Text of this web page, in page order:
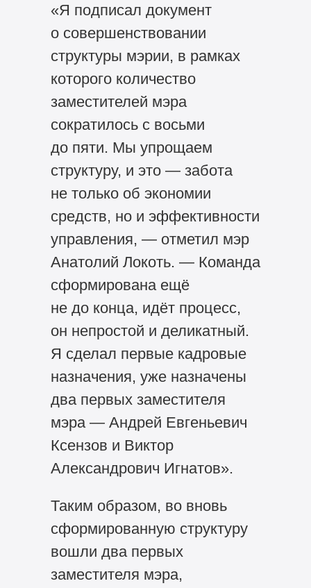
«Я подписал документ
о совершенствовании
структуры мэрии, в рамках
которого количество
заместителей мэра
сократилось с восьми
до пяти. Мы упрощаем
структуру, и это — забота
не только об экономии
средств, но и эффективности
управления, — отметил мэр
Анатолий Локоть. — Команда
сформирована ещё
не до конца, идёт процесс,
он непростой и деликатный.
Я сделал первые кадровые
назначения, уже назначены
два первых заместителя
мэра — Андрей Евгеньевич
Ксензов и Виктор
Александрович Игнатов».
Таким образом, во вновь
сформированную структуру
вошли два первых
заместителя мэра,